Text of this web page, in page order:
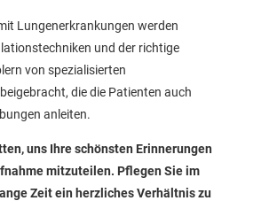
Lungenerkrankungen werden
und der richtige
von spezialisierten
die die Patienten auch
anleiten.
uns Ihre schönsten Erinnerungen
mitzuteilen. Pflegen Sie im
Zeit ein herzliches Verhältnis zu